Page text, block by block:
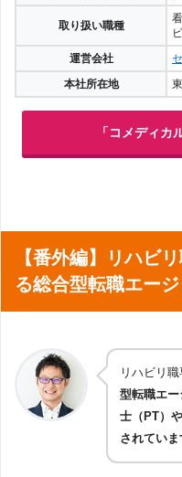
取り扱い職種
運営会社
本社所在地
「コメディカ
【番外編】リハビ
る総合型転職エー
リハビリ
型転職エ
士（PT）
されていま